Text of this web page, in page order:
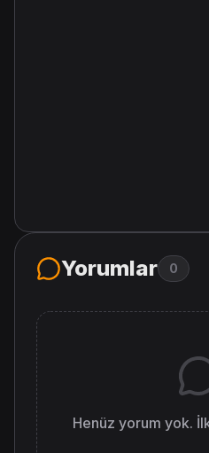
Yorumlar 0
Henüz yorum yok.